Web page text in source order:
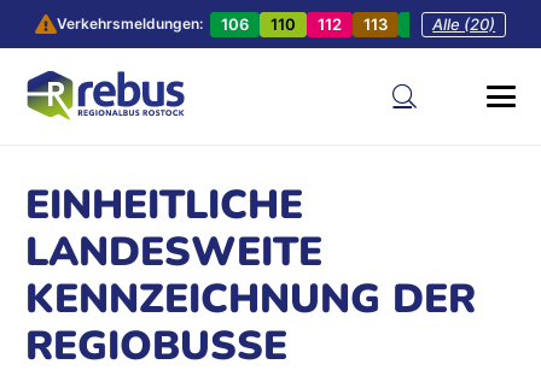
Verkehrsmeldungen: 106 110 112 113 201 202
Alle (20)
EINHEITLICHE
LANDESWEITE
KENNZEICHNUNG DER
REGIOBUSSE